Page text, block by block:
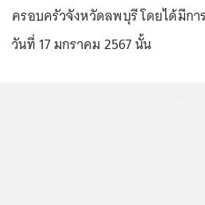
ครอบครัวจังหวัดลพบุรี โดยได้มีก
วันที่ 17 มกราคม 2567 นั้น